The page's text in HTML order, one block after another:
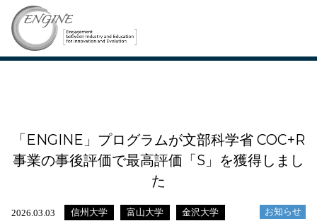
「ENGINE」プログラムが文部科学省 COC+R
事業の事後評価で最高評価「S」を獲得しまし
た
2026.03.03 信州大学 富山大学 金沢大学 お知らせ